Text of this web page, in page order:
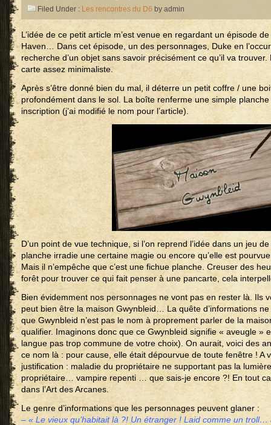
Filed Under : Les rencontres du D6 by admin
L’idée de ce petit article m’est venue en regardant un épisode
Haven… Dans cet épisode, un des personnages, Duke en
recherche d’un objet sans savoir précisément ce qu’il va
carte assez minimaliste.
Après s’être donné bien du mal, il déterre un petit coffre / une
profondément dans le sol. La boîte renferme une simple planche
inscription (j’ai modifié le nom pour l’article).
D’un point de vue technique, si l’on reprend l’idée dans un jeu
planche irradie une certaine magie ou encore qu’elle est
Mais il n’empêche que c’est une fichue planche. Creuser des
forêt pour trouver ce qui fait penser à une pancarte, cela
Bien évidemment nos personnages ne vont pas en rester là. Ils
peut bien être la maison Gwynbleid… La quête d’informations
que Gwynbleid n’est pas le nom à proprement parler de la
qualifier. Imaginons donc que ce Gwynbleid signifie « aveugle »
langue pas trop commune de votre choix). On aurait, voici des
ce nom là : pour cause, elle était dépourvue de toute fenêtre ! A
justification : maladie du propriétaire ne supportant pas la
propriétaire… vampire repenti … que sais-je encore ?! En tout
dans l’Art des Arcanes.
Le genre d’informations que les personnages peuvent glaner :
– « Le vieux qu’habitait là ?! Un étranger ! Laid comme un